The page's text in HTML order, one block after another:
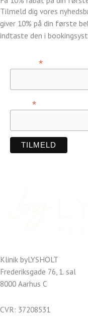
Tilmeld dig vores
giver 10% på din første
indtaste den i
*
*
Klinik byLYSHOLT
Frederiksgade 76, 1. sal
8000 Aarhus C
CVR: 37208531